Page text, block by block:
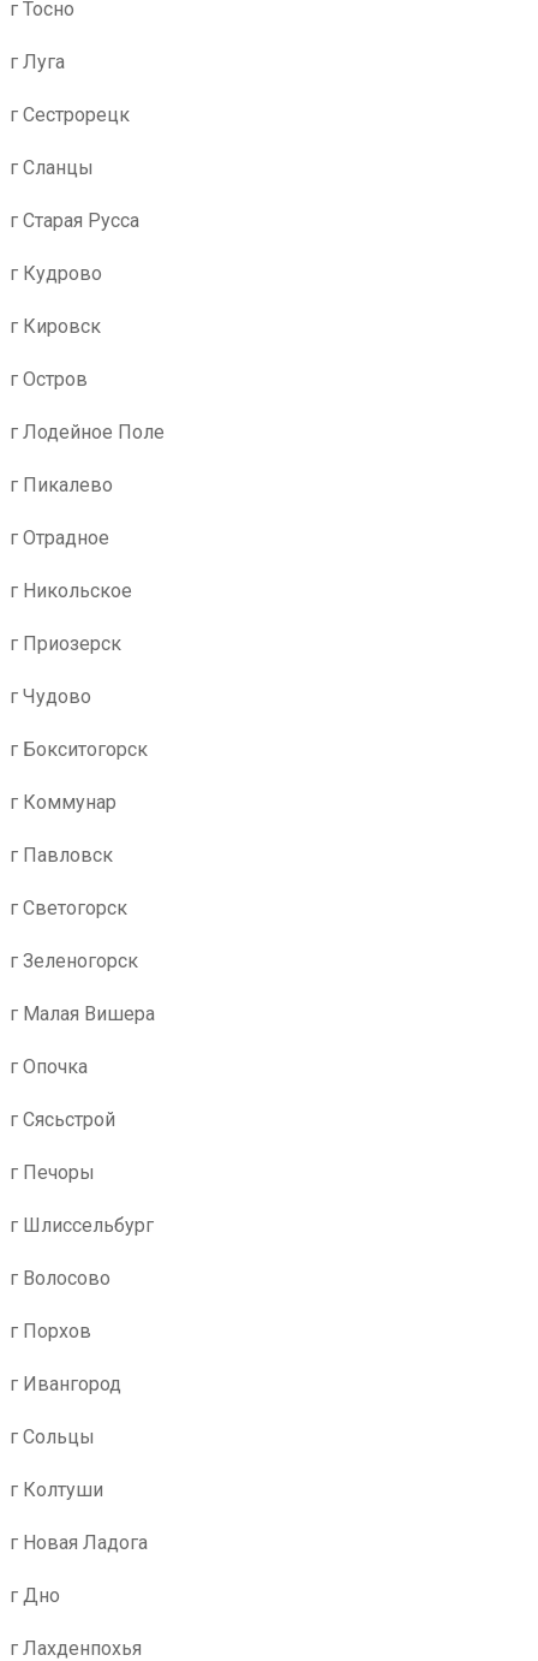
г Тосно
г Луга
г Сестрорецк
г Сланцы
г Старая Русса
г Кудрово
г Кировск
г Остров
г Лодейное Поле
г Пикалево
г Отрадное
г Никольское
г Приозерск
г Чудово
г Бокситогорск
г Коммунар
г Павловск
г Светогорск
г Зеленогорск
г Малая Вишера
г Опочка
г Сясьстрой
г Печоры
г Шлиссельбург
г Волосово
г Порхов
г Ивангород
г Сольцы
г Колтуши
г Новая Ладога
г Дно
г Лахденпохья